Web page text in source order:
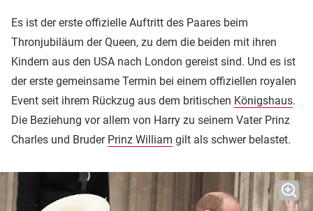
Es ist der erste offizielle Auftritt des Paares beim
Thronjubiläum der Queen, zu dem die beiden mit ihren
Kindern aus den USA nach London gereist sind. Und es ist
der erste gemeinsame Termin bei einem offiziellen royalen
Event seit ihrem Rückzug aus dem britischen Königshaus.
Die Beziehung vor allem von Harry zu seinem Vater Prinz
Charles und Bruder Prinz William gilt als schwer belastet.